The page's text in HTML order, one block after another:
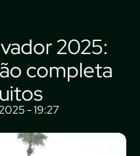
2025:
completa
- 19:27